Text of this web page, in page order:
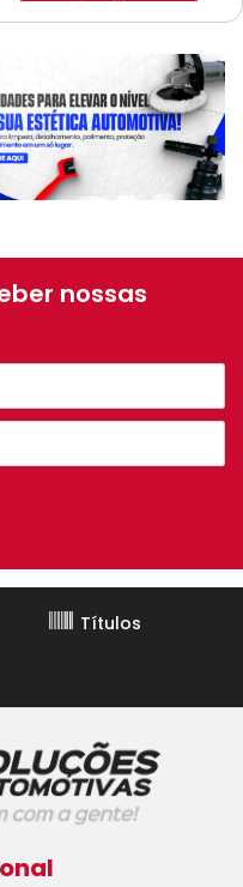
nossas
Títulos